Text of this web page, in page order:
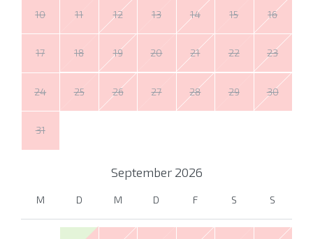
10 11 12 13 14 15 16
17 18 19 20 21 22 23
24 25 26 27 28 29 30
31
September 2026
M D M D F S S